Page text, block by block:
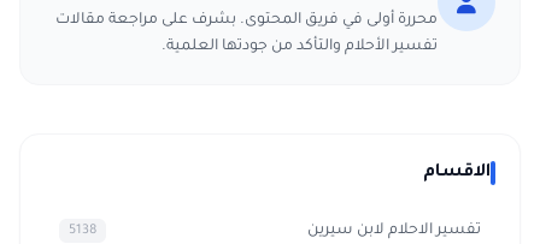
محررة أولى في فريق المحتوى. بشرف على مراجعة مقالات
تفسير الأحلام والتأكد من جودتها العلمية.
الاقسام
تفسير الاحلام لابن سيرين 5138